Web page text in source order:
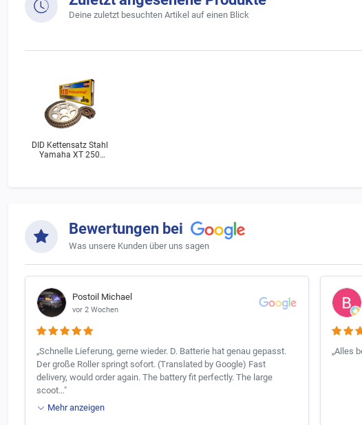
Deine zuletzt besuchten Artikel auf einen Blick
DID Kettensatz Stahl
Yamaha XT 250
Bewertungen bei
Was unsere Kunden über uns sagen
Postoil Michael
vor 2 Wochen
„Schnelle Lieferung, gerne wieder. D. Batterie hat genau gepasst.
Der große Roller springt sofort. (Translated by Google) Fast
delivery, would order again. The battery fit perfectly. The large
scoot…"
Mehr anzeigen
„Alles